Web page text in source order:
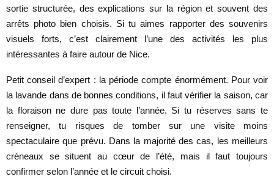
sortie structurée, des explications sur la région et souvent des
arrêts photo bien choisis. Si tu aimes rapporter des souvenirs
visuels forts, c’est clairement l’une des activités les plus
intéressantes à faire autour de Nice.
Petit conseil d’expert : la période compte énormément. Pour voir
la lavande dans de bonnes conditions, il faut vérifier la saison, car
la floraison ne dure pas toute l’année. Si tu réserves sans te
renseigner, tu risques de tomber sur une visite moins
spectaculaire que prévu. Dans la majorité des cas, les meilleurs
créneaux se situent au cœur de l’été, mais il faut toujours
confirmer selon l’année et le circuit choisi.